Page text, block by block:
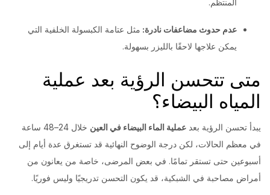
عدم حدوث مضاعفات نادرة: مثل عتامة الكبسولة الخلفية التي
يمكن علاجها لاحقًا بالليزر بسهولة.
متى تتحسن الرؤية بعد عملية
المياه البيضاء؟
يبدأ تحسن الرؤية بعد عملية الماء البيضاء في العين
خلال 24–48 ساعة
في معظم الحالات، لكن درجة الوضوح النهائية قد تستغرق عدة أيام إلى
أسبوعين حتى تستقر تمامًا. في بعض المرضى، خاصة من يعانون من
أمراض مصاحبة في الشبكية، قد يكون التحسن تدريجيًا وليس فوريًا.